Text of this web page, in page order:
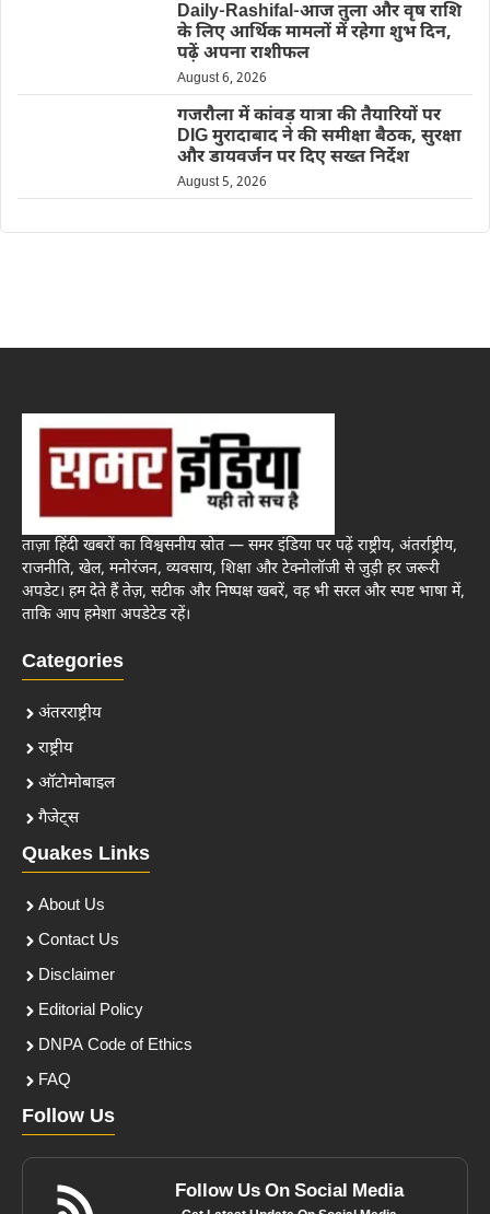
Daily-Rashifal-आज तुला और वृष राशि
के लिए आर्थिक मामलों में रहेगा शुभ दिन,
पढ़ें अपना राशीफल
August 6, 2026
गजरौला में कांवड़ यात्रा की तैयारियों पर
DIG मुरादाबाद ने की समीक्षा बैठक, सुरक्षा
और डायवर्जन पर दिए सख्त निर्देश
August 5, 2026
ताज़ा हिंदी खबरों का विश्वसनीय स्रोत — समर इंडिया पर पढ़ें राष्ट्रीय, अंतर्राष्ट्रीय,
राजनीति, खेल, मनोरंजन, व्यवसाय, शिक्षा और टेक्नोलॉजी से जुड़ी हर जरूरी
अपडेट। हम देते हैं तेज़, सटीक और निष्पक्ष खबरें, वह भी सरल और स्पष्ट भाषा में,
ताकि आप हमेशा अपडेटेड रहें।
Categories
अंतरराष्ट्रीय
राष्ट्रीय
ऑटोमोबाइल
गैजेट्स
Quakes Links
About Us
Contact Us
Disclaimer
Editorial Policy
DNPA Code of Ethics
FAQ
Follow Us
Follow Us On Social Media